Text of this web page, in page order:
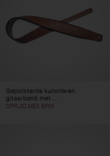
Gepolsterde kunstleren
gitaarband met...
SPFL30 MEX BRW